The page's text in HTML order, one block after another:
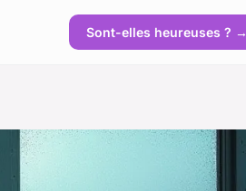
Sont-elles heureuses ? →